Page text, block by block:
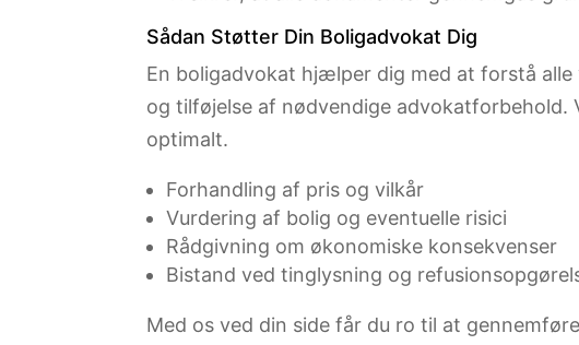
Sådan Støtter Din Boligadvokat Dig
En boligadvokat hjælper dig med at forstå alle
og tilføjelse af nødvendige advokatforbehold.
optimalt.
Forhandling af pris og vilkår
Vurdering af bolig og eventuelle risici
Rådgivning om økonomiske konsekvenser
Bistand ved tinglysning og
Med os ved din side får du ro til at